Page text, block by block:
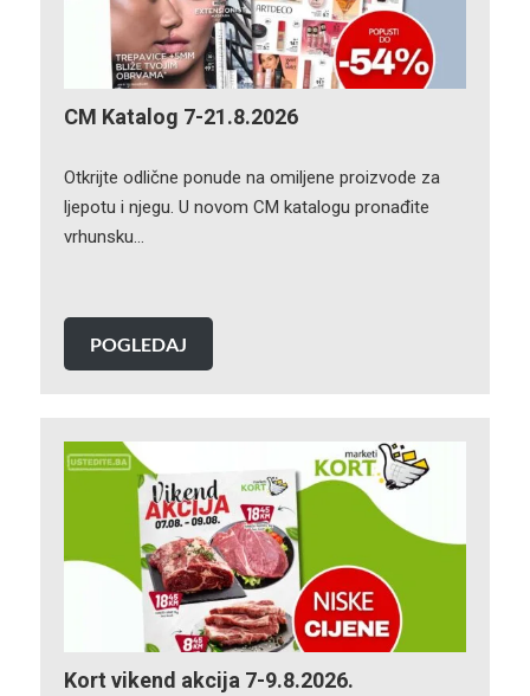
CM Katalog 7-21.8.2026
Otkrijte odlične ponude na omiljene proizvode za
ljepotu i njegu. U novom CM katalogu pronađite
vrhunsku…
POGLEDAJ
Kort vikend akcija 7-9.8.2026.